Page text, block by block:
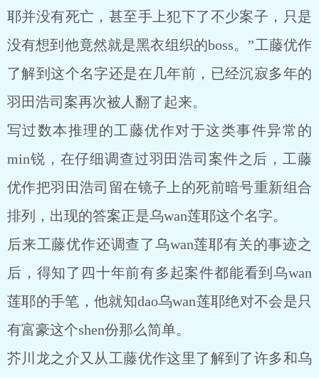
耶并没有死亡，甚至手上犯下了不少案子，只是
没有想到他竟然就是黑衣组织的boss。”工藤优作
了解到这个名字还是在几年前，已经沉寂多年的
羽田浩司案再次被人翻了起来。
写过数本推理的工藤优作对于这类事件异常的
min锐，在仔细调查过羽田浩司案件之后，工藤
优作把羽田浩司留在镜子上的死前暗号重新组合
排列，出现的答案正是乌wan莲耶这个名字。
后来工藤优作还调查了乌wan莲耶有关的事迹之
后，得知了四十年前有多起案件都能看到乌wan
莲耶的手笔，他就知dao乌wan莲耶绝对不会是只
有富豪这个shen份那么简单。
芥川龙之介又从工藤优作这里了解到了许多和乌